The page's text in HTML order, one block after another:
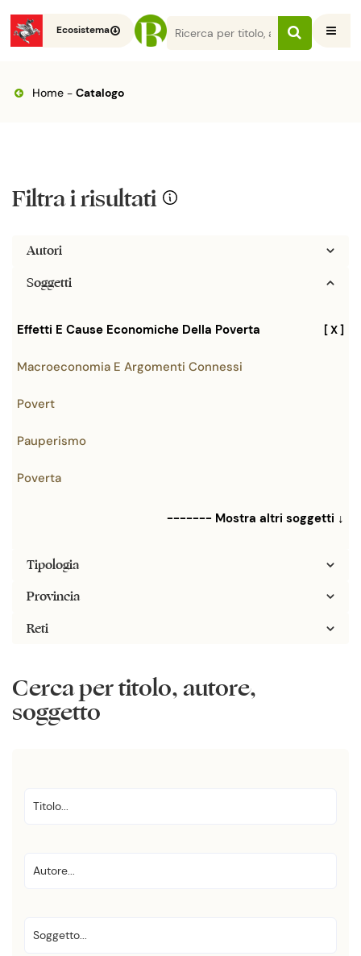
Ecosistema
Home- Catalogo
Filtra i risultati
Autori
Soggetti
Effetti E Cause Economiche Della Poverta [ X ]
Macroeconomia E Argomenti Connessi
Povert
Pauperismo
Poverta
------- Mostra altri soggetti ↓
Tipologia
Provincia
Reti
Cerca per titolo, autore,
soggetto